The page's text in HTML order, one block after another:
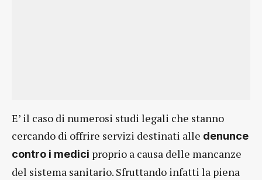
E’ il caso di numerosi studi legali che stanno
cercando di offrire servizi destinati alle denunce
contro i medici proprio a causa delle mancanze
del sistema sanitario. Sfruttando infatti la piena